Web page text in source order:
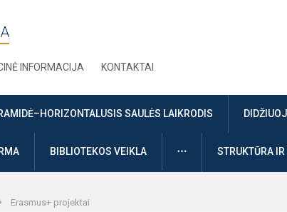
INFORMACIJA KONTAKTAI
SAULĖS LAIKRODIS
BIBLIOTEKOS VEIKLA DAUGIAUSTRUKTŪRA
Erasmus+ projektai